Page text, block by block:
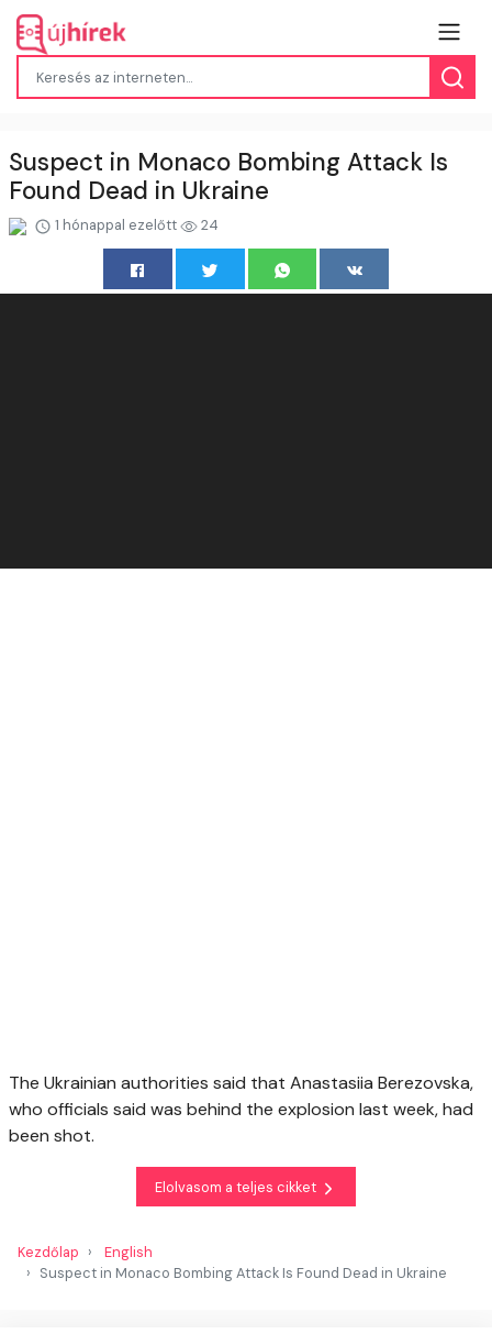
Suspect in Monaco Bombing Attack Is
Found Dead in Ukraine
1 hónappal ezelőtt 24
The Ukrainian authorities said that Anastasiia Berezovska,
who officials said was behind the explosion last week, had
been shot.
Elolvasom a teljes cikket
Kezdőlap
English
Suspect in Monaco Bombing Attack Is Found Dead in Ukraine